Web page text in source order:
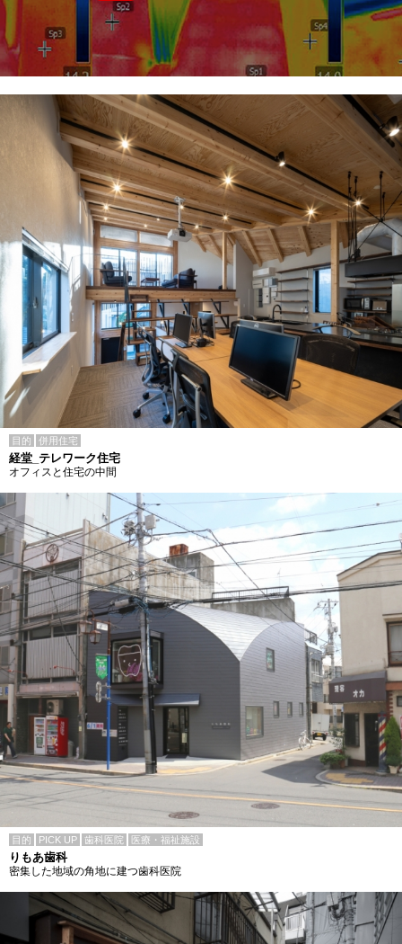
目的 併用住宅
経堂_テレワーク住宅
オフィスと住宅の中間
目的 PICK UP 歯科医院 医療・福祉施設
りもあ歯科
密集した地域の角地に建つ歯科医院